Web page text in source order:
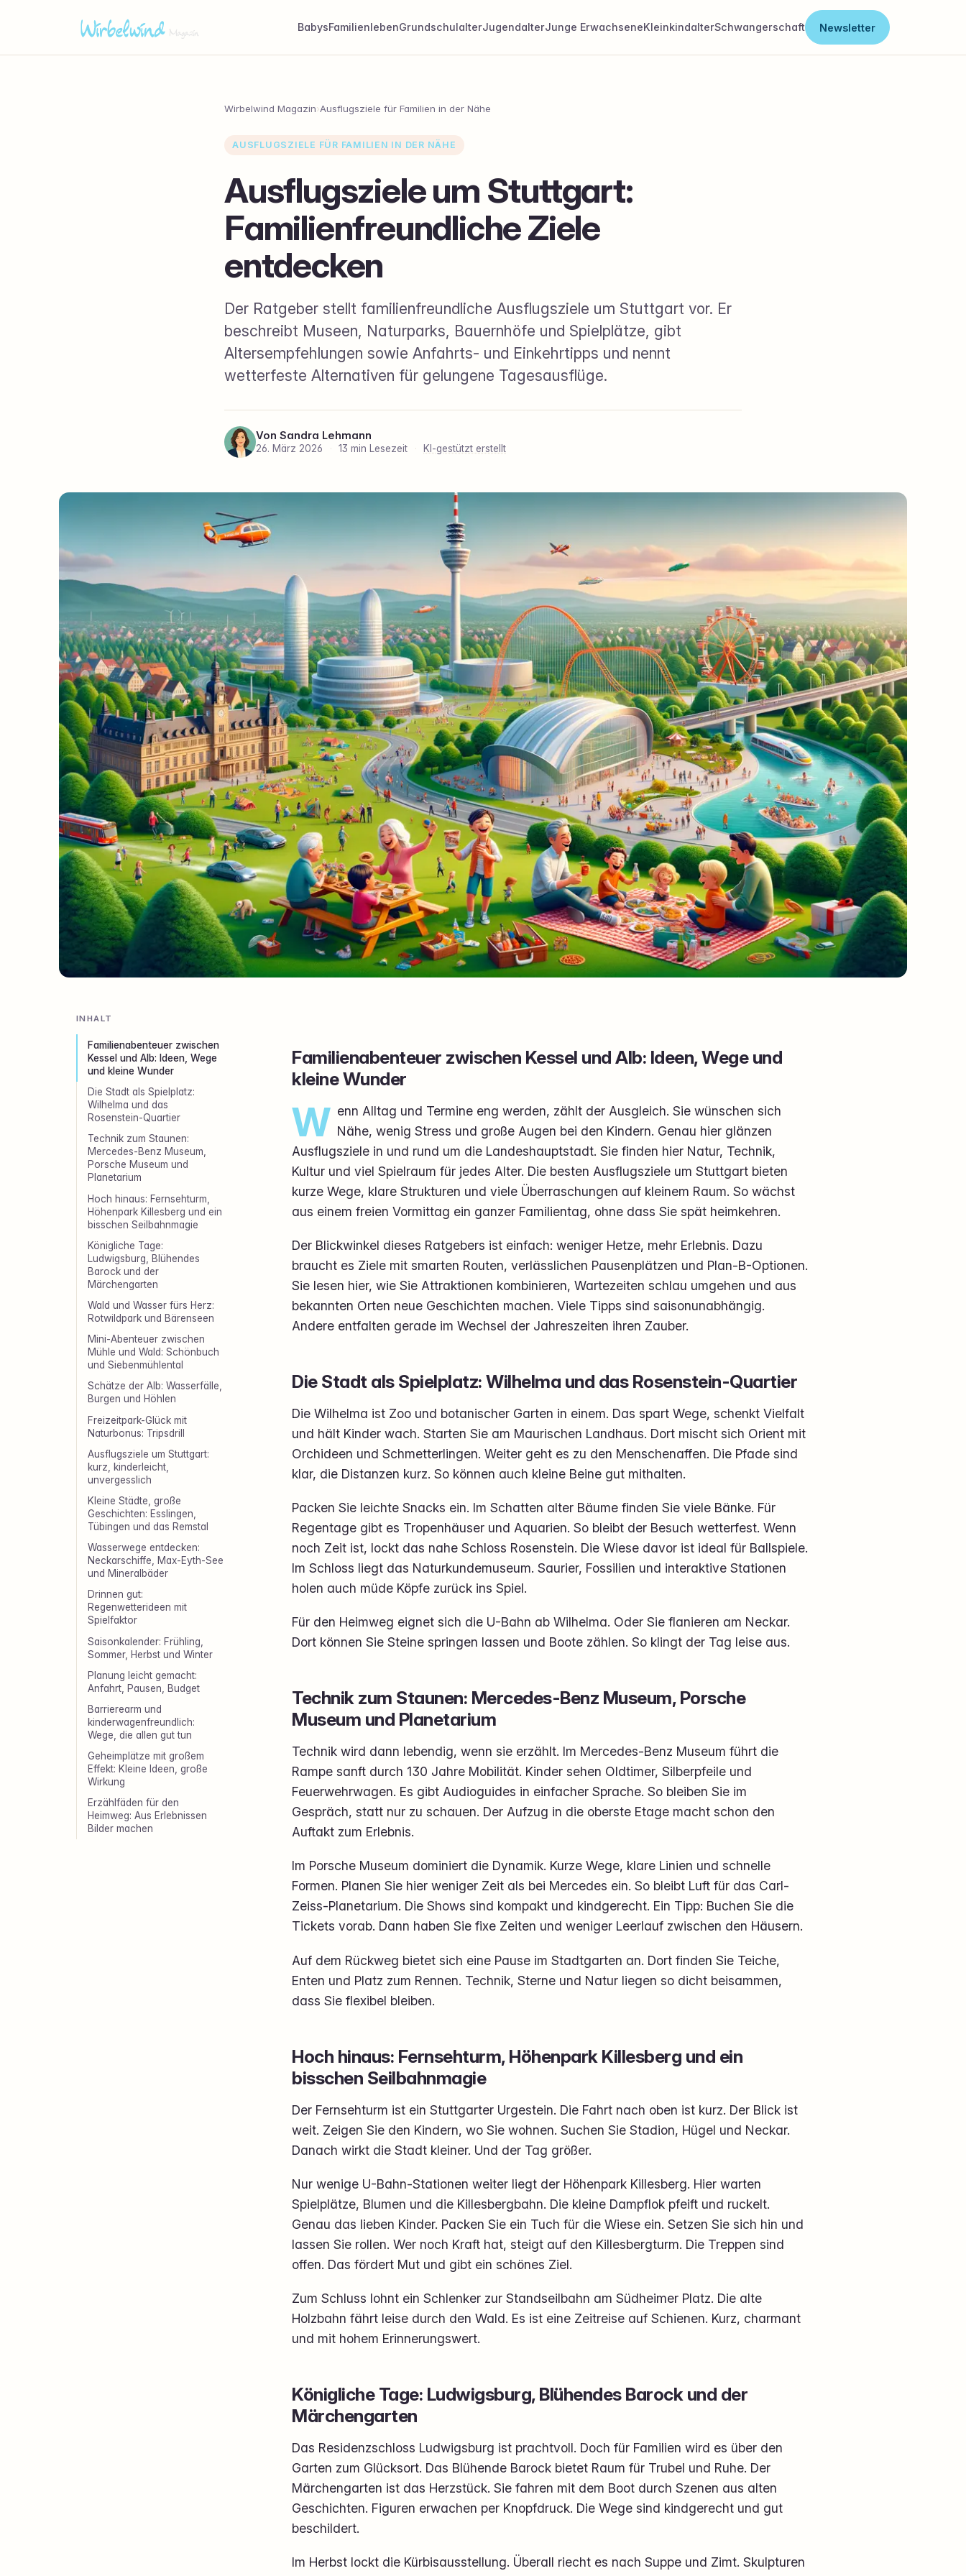
BabysFamilienlebenGrundschulalterJugendalterJunge ErwachseneKleinkindalterSchwangerschaft Newsletter
Wirbelwind Magazin›Ausflugsziele für Familien in der Nähe
AUSFLUGSZIELE FÜR FAMILIEN IN DER NÄHE
Ausflugsziele um Stuttgart:
Familienfreundliche Ziele
entdecken
Der Ratgeber stellt familienfreundliche Ausflugsziele um Stuttgart vor. Er
beschreibt Museen, Naturparks, Bauernhöfe und Spielplätze, gibt
Altersempfehlungen sowie Anfahrts- und Einkehrtipps und nennt
wetterfeste Alternativen für gelungene Tagesausflüge.
Von Sandra Lehmann
26. März 2026 · 13 min Lesezeit · KI-gestützt erstellt
INHALT
Familienabenteuer zwischen
Kessel und Alb: Ideen, Wege
und kleine Wunder
Die Stadt als Spielplatz:
Wilhelma und das
Rosenstein-Quartier
Technik zum Staunen:
Mercedes-Benz Museum,
Porsche Museum und
Planetarium
Hoch hinaus: Fernsehturm,
Höhenpark Killesberg und ein
bisschen Seilbahnmagie
Königliche Tage:
Ludwigsburg, Blühendes
Barock und der
Märchengarten
Wald und Wasser fürs Herz:
Rotwildpark und Bärenseen
Mini-Abenteuer zwischen
Mühle und Wald: Schönbuch
und Siebenmühlental
Schätze der Alb: Wasserfälle,
Burgen und Höhlen
Freizeitpark-Glück mit
Naturbonus: Tripsdrill
Ausflugsziele um Stuttgart:
kurz, kinderleicht,
unvergesslich
Kleine Städte, große
Geschichten: Esslingen,
Tübingen und das Remstal
Wasserwege entdecken:
Neckarschiffe, Max-Eyth-See
und Mineralbäder
Drinnen gut:
Regenwetterideen mit
Spielfaktor
Saisonkalender: Frühling,
Sommer, Herbst und Winter
Planung leicht gemacht:
Anfahrt, Pausen, Budget
Barrierearm und
kinderwagenfreundlich:
Wege, die allen gut tun
Geheimplätze mit großem
Effekt: Kleine Ideen, große
Wirkung
Erzählfäden für den
Heimweg: Aus Erlebnissen
Bilder machen
Familienabenteuer zwischen Kessel und Alb: Ideen, Wege und
kleine Wunder
W enn Alltag und Termine eng werden, zählt der Ausgleich. Sie wünschen sich
Nähe, wenig Stress und große Augen bei den Kindern. Genau hier glänzen
Ausflugsziele in und rund um die Landeshauptstadt. Sie finden hier Natur, Technik,
Kultur und viel Spielraum für jedes Alter. Die besten Ausflugsziele um Stuttgart bieten
kurze Wege, klare Strukturen und viele Überraschungen auf kleinem Raum. So wächst
aus einem freien Vormittag ein ganzer Familientag, ohne dass Sie spät heimkehren.
Der Blickwinkel dieses Ratgebers ist einfach: weniger Hetze, mehr Erlebnis. Dazu
braucht es Ziele mit smarten Routen, verlässlichen Pausenplätzen und Plan-B-Optionen.
Sie lesen hier, wie Sie Attraktionen kombinieren, Wartezeiten schlau umgehen und aus
bekannten Orten neue Geschichten machen. Viele Tipps sind saisonunabhängig.
Andere entfalten gerade im Wechsel der Jahreszeiten ihren Zauber.
Die Stadt als Spielplatz: Wilhelma und das Rosenstein-Quartier
Die Wilhelma ist Zoo und botanischer Garten in einem. Das spart Wege, schenkt Vielfalt
und hält Kinder wach. Starten Sie am Maurischen Landhaus. Dort mischt sich Orient mit
Orchideen und Schmetterlingen. Weiter geht es zu den Menschenaffen. Die Pfade sind
klar, die Distanzen kurz. So können auch kleine Beine gut mithalten.
Packen Sie leichte Snacks ein. Im Schatten alter Bäume finden Sie viele Bänke. Für
Regentage gibt es Tropenhäuser und Aquarien. So bleibt der Besuch wetterfest. Wenn
noch Zeit ist, lockt das nahe Schloss Rosenstein. Die Wiese davor ist ideal für Ballspiele.
Im Schloss liegt das Naturkundemuseum. Saurier, Fossilien und interaktive Stationen
holen auch müde Köpfe zurück ins Spiel.
Für den Heimweg eignet sich die U-Bahn ab Wilhelma. Oder Sie flanieren am Neckar.
Dort können Sie Steine springen lassen und Boote zählen. So klingt der Tag leise aus.
Technik zum Staunen: Mercedes-Benz Museum, Porsche
Museum und Planetarium
Technik wird dann lebendig, wenn sie erzählt. Im Mercedes-Benz Museum führt die
Rampe sanft durch 130 Jahre Mobilität. Kinder sehen Oldtimer, Silberpfeile und
Feuerwehrwagen. Es gibt Audioguides in einfacher Sprache. So bleiben Sie im
Gespräch, statt nur zu schauen. Der Aufzug in die oberste Etage macht schon den
Auftakt zum Erlebnis.
Im Porsche Museum dominiert die Dynamik. Kurze Wege, klare Linien und schnelle
Formen. Planen Sie hier weniger Zeit als bei Mercedes ein. So bleibt Luft für das Carl-
Zeiss-Planetarium. Die Shows sind kompakt und kindgerecht. Ein Tipp: Buchen Sie die
Tickets vorab. Dann haben Sie fixe Zeiten und weniger Leerlauf zwischen den Häusern.
Auf dem Rückweg bietet sich eine Pause im Stadtgarten an. Dort finden Sie Teiche,
Enten und Platz zum Rennen. Technik, Sterne und Natur liegen so dicht beisammen,
dass Sie flexibel bleiben.
Hoch hinaus: Fernsehturm, Höhenpark Killesberg und ein
bisschen Seilbahnmagie
Der Fernsehturm ist ein Stuttgarter Urgestein. Die Fahrt nach oben ist kurz. Der Blick ist
weit. Zeigen Sie den Kindern, wo Sie wohnen. Suchen Sie Stadion, Hügel und Neckar.
Danach wirkt die Stadt kleiner. Und der Tag größer.
Nur wenige U-Bahn-Stationen weiter liegt der Höhenpark Killesberg. Hier warten
Spielplätze, Blumen und die Killesbergbahn. Die kleine Dampflok pfeift und ruckelt.
Genau das lieben Kinder. Packen Sie ein Tuch für die Wiese ein. Setzen Sie sich hin und
lassen Sie rollen. Wer noch Kraft hat, steigt auf den Killesbergturm. Die Treppen sind
offen. Das fördert Mut und gibt ein schönes Ziel.
Zum Schluss lohnt ein Schlenker zur Standseilbahn am Südheimer Platz. Die alte
Holzbahn fährt leise durch den Wald. Es ist eine Zeitreise auf Schienen. Kurz, charmant
und mit hohem Erinnerungswert.
Königliche Tage: Ludwigsburg, Blühendes Barock und der
Märchengarten
Das Residenzschloss Ludwigsburg ist prachtvoll. Doch für Familien wird es über den
Garten zum Glücksort. Das Blühende Barock bietet Raum für Trubel und Ruhe. Der
Märchengarten ist das Herzstück. Sie fahren mit dem Boot durch Szenen aus alten
Geschichten. Figuren erwachen per Knopfdruck. Die Wege sind kindgerecht und gut
beschildert.
Im Herbst lockt die Kürbisausstellung. Überall riecht es nach Suppe und Zimt. Skulpturen